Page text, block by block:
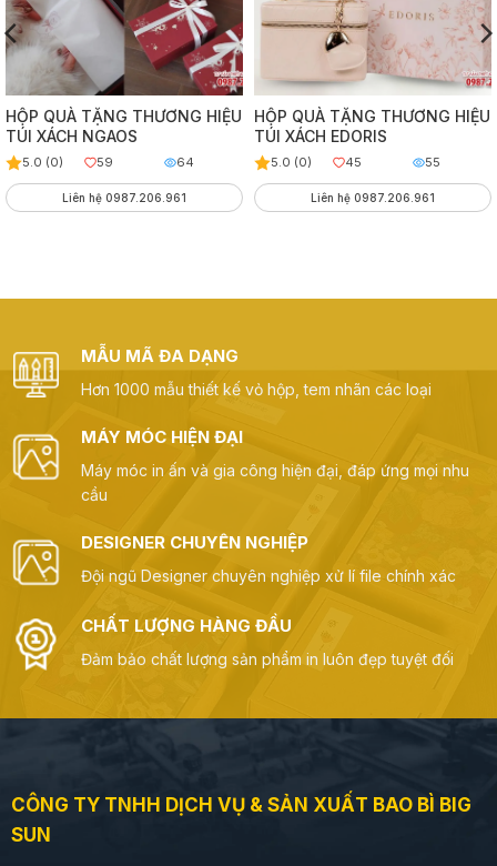
HỘP QUÀ TẶNG THƯƠNG HIỆU
TÚI XÁCH NGAOS
5.0 (0) 59 64
Liên hệ 0987.206.961
HỘP QUÀ TẶNG THƯƠNG HIỆU
TÚI XÁCH EDORIS
5.0 (0) 45 55
Liên hệ 0987.206.961
MẪU MÃ ĐA DẠNG
Hơn 1000 mẫu thiết kế vỏ hộp, tem nhãn các loại
MÁY MÓC HIỆN ĐẠI
Máy móc in ấn và gia công hiện đại, đáp ứng mọi nhu
cầu
DESIGNER CHUYÊN NGHIỆP
Đội ngũ Designer chuyên nghiệp xử lí file chính xác
CHẤT LƯỢNG HÀNG ĐẦU
Đảm bảo chất lượng sản phẩm in luôn đẹp tuyệt đối
CÔNG TY TNHH DỊCH VỤ & SẢN XUẤT BAO BÌ BIG
SUN